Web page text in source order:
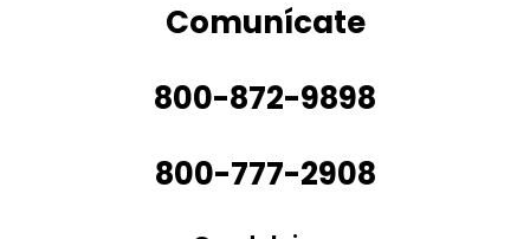
Comunícate
800-872-9898
800-777-2908